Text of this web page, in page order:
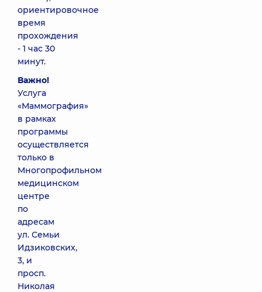
ориентировочное
время
прохождения
- 1 час 30
минут.
Важно!
Услуга
«Маммография»
в рамках
программы
осуществляется
только в
Многопрофильном
медицинском
центре
по
адресам
ул. Семьи
Идзиковских,
3, и
просп.
Николая